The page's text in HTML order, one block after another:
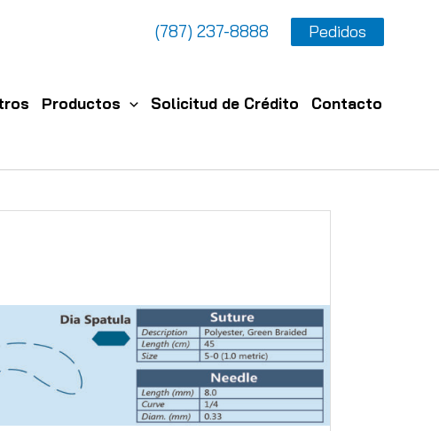
(787) 237-8888 Pedidos
Productos Solicitud de Crédito Contacto